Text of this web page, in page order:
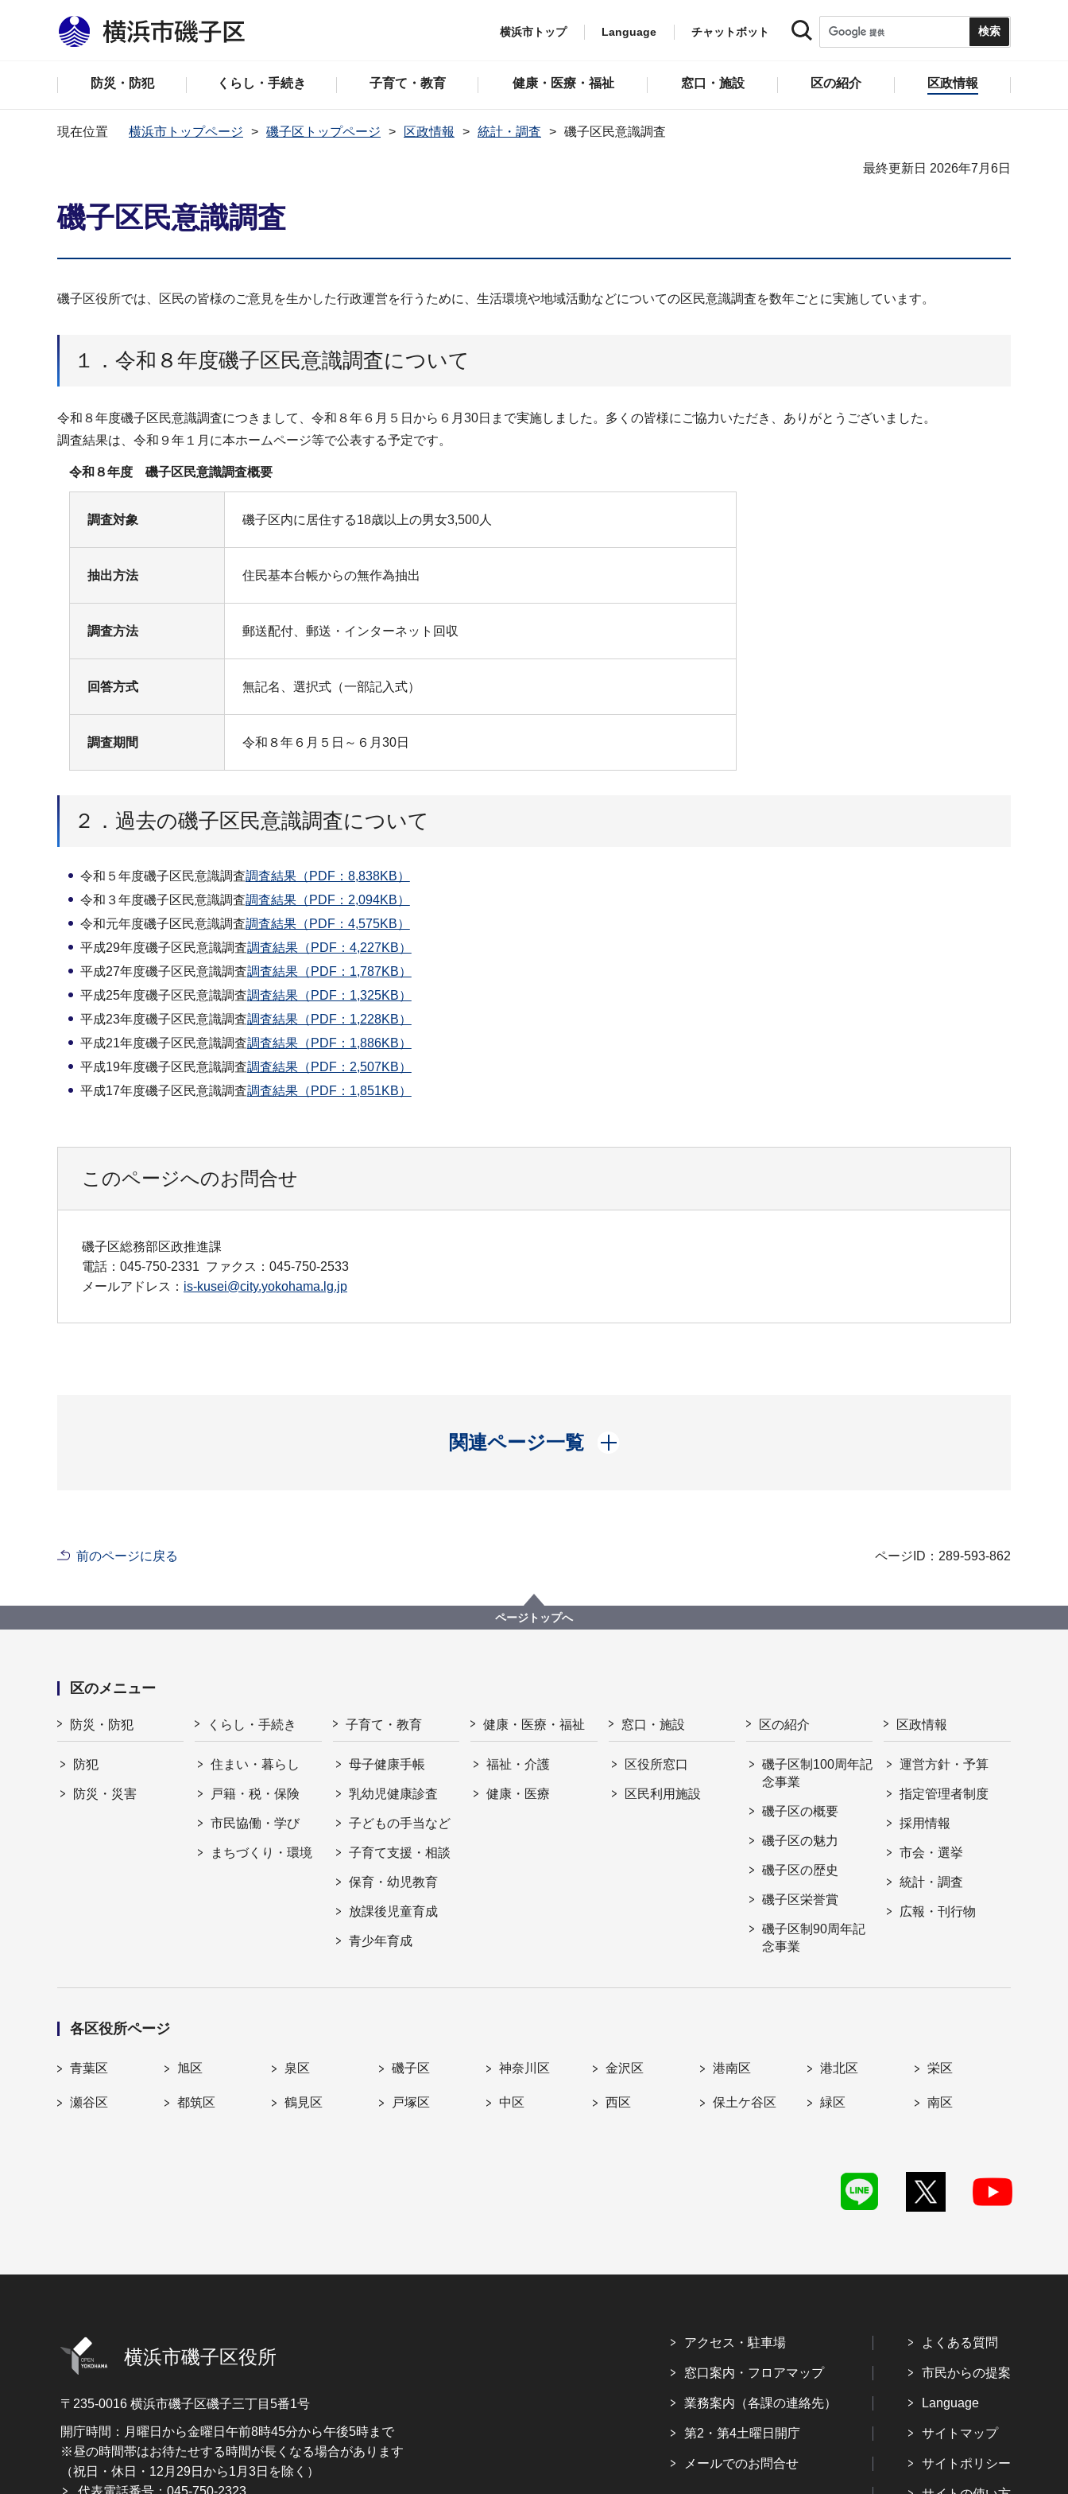
横浜市トップ Language チャットボット
防災・防犯 くらし・手続き 子育て・教育 健康・医療・福祉 窓口・施設 区の紹介 区政情報
現在位置 横浜市トップページ 磯子区トップページ 区政情報 統計・調査 磯子区民意識調査
最終更新日 2026年7月6日
磯子区民意識調査
磯子区役所では、区民の皆様のご意見を生かした行政運営を行うために、生活環境や地域活動などについての区民意識調査を数年ごとに実施しています。
１．令和８年度磯子区民意識調査について
令和８年度磯子区民意識調査につきまして、令和８年６月５日から６月30日まで実施しました。多くの皆様にご協力いただき、ありがとうございました。
調査結果は、令和９年１月に本ホームページ等で公表する予定です。
令和８年度 磯子区民意識調査概要
調査対象 磯子区内に居住する18歳以上の男女3,500人
抽出方法 住民基本台帳からの無作為抽出
調査方法 郵送配付、郵送・インターネット回収
回答方式 無記名、選択式（一部記入式）
調査期間 令和８年６月５日～６月30日
２．過去の磯子区民意識調査について
令和５年度磯子区民意識調査調査結果（PDF：8,838KB）
令和３年度磯子区民意識調査調査結果（PDF：2,094KB）
令和元年度磯子区民意識調査調査結果（PDF：4,575KB）
平成29年度磯子区民意識調査調査結果（PDF：4,227KB）
平成27年度磯子区民意識調査調査結果（PDF：1,787KB）
平成25年度磯子区民意識調査調査結果（PDF：1,325KB）
平成23年度磯子区民意識調査調査結果（PDF：1,228KB）
平成21年度磯子区民意識調査調査結果（PDF：1,886KB）
平成19年度磯子区民意識調査調査結果（PDF：2,507KB）
平成17年度磯子区民意識調査調査結果（PDF：1,851KB）
このページへのお問合せ
磯子区総務部区政推進課
電話：045-750-2331 ファクス：045-750-2533
メールアドレス： is-kusei@city.yokohama.lg.jp
関連ページ一覧
開く
前のページに戻る ページID：289-593-862
ページトップへ
区のメニュー
防災・防犯
防犯
防災・災害
くらし・手続き
住まい・暮らし
戸籍・税・保険
市民協働・学び
まちづくり・環境
子育て・教育
母子健康手帳
乳幼児健康診査
子どもの手当など
子育て支援・相談
保育・幼児教育
放課後児童育成
青少年育成
健康・医療・福祉
福祉・介護
健康・医療
窓口・施設
区役所窓口
区民利用施設
区の紹介
磯子区制100周年記
念事業
磯子区の概要
磯子区の魅力
磯子区の歴史
磯子区栄誉賞
磯子区制90周年記
念事業
区政情報
運営方針・予算
指定管理者制度
採用情報
市会・選挙
統計・調査
広報・刊行物
各区役所ページ
青葉区 旭区 泉区 磯子区 神奈川区 金沢区 港南区 港北区 栄区
瀬谷区 都筑区 鶴見区 戸塚区 中区 西区 保土ケ谷区 緑区 南区
横浜市磯子区役所
〒235-0016 横浜市磯子区磯子三丁目5番1号
開庁時間：月曜日から金曜日午前8時45分から午後5時まで
※昼の時間帯はお待たせする時間が長くなる場合があります
（祝日・休日・12月29日から1月3日を除く）
アクセス・駐車場
窓口案内・フロアマップ
業務案内（各課の連絡先）
第2・第4土曜日開庁
メールでのお問合せ
よくある質問
市民からの提案
Language
サイトマップ
サイトポリシー